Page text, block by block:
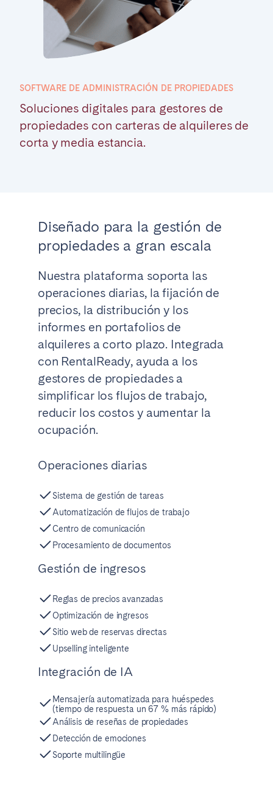
SOFTWARE DE ADMINISTRACIÓN DE PROPIEDADES
Soluciones digitales para gestores de
propiedades con carteras de alquileres de
corta y media estancia.
Diseñado para la gestión de
propiedades a gran escala
Nuestra plataforma soporta las
operaciones diarias, la fijación de
precios, la distribución y los
informes en portafolios de
alquileres a corto plazo. Integrada
con RentalReady, ayuda a los
gestores de propiedades a
simplificar los flujos de trabajo,
reducir los costos y aumentar la
ocupación.
Operaciones diarias
Sistema de gestión de tareas
Automatización de flujos de trabajo
Centro de comunicación
Procesamiento de documentos
Gestión de ingresos
Reglas de precios avanzadas
Optimización de ingresos
Sitio web de reservas directas
Upselling inteligente
Integración de IA
Mensajería automatizada para huéspedes
(tiempo de respuesta un 67 % más rápido)
Análisis de reseñas de propiedades
Detección de emociones
Soporte multilingüe
Réunion
Toulouse
IRELAND
Dublin
ESPAÑA
Alicante
Barcelona
Madrid
Mallorca
Marbella
Salamanca
San Sebastián
Valencia
Zaragoza
Almería
Cádiz
Córdoba
Granada
Huelva
El Hierro
Fuerteventura
Gran Canaria
La Gomera
La Palma
Lanzarote
SWITZERLAND
UNITED ARAB EMIRATES